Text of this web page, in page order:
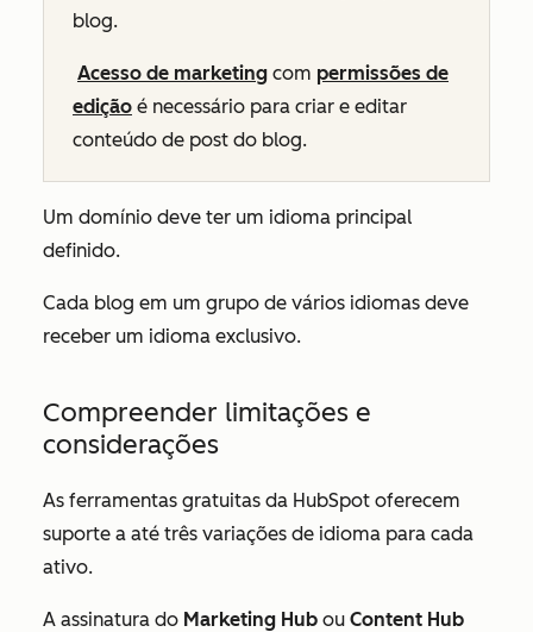
blog.
Acesso de marketing com permissões de
edição é necessário para criar e editar
conteúdo de post do blog.
Um domínio deve ter um idioma principal
definido.
Cada blog em um grupo de vários idiomas deve
receber um idioma exclusivo.
Compreender limitações e
considerações
As ferramentas gratuitas da HubSpot oferecem
suporte a até três variações de idioma para cada
ativo.
A assinatura do Marketing Hub ou Content Hub